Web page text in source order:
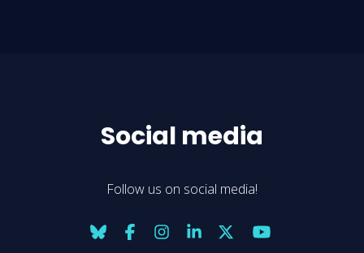
Social media
Follow us on social media!